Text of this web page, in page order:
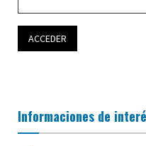
Informaciones de